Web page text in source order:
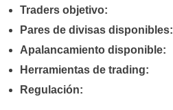
Traders objetivo:
Pares de divisas disponibles:
Apalancamiento disponible:
Herramientas de trading:
Regulación: